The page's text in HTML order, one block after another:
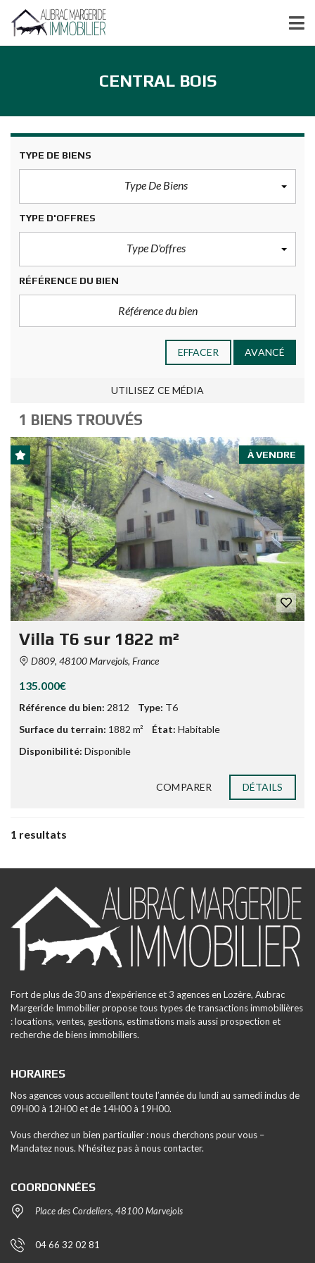
CENTRAL BOIS
TYPE DE BIENS
Type De Biens
TYPE D'OFFRES
Type D'offres
RÉFÉRENCE DU BIEN
EFFACER AVANCÉ
UTILISEZ CE MÉDIA
1 BIENS TROUVÉS
À VENDRE
Villa T6 sur 1822 m²
D809, 48100 Marvejols, France
135.000€
Référence du bien: 2812 Type: T6
Surface du terrain: 1882 m² État: Habitable
Disponibilité: Disponible
COMPARER DÉTAILS
1 resultats
Fort de plus de 30 ans d'expérience et 3 agences en Lozère, Aubrac
Margeride Immobilier propose tous types de transactions immobilières
: locations, ventes, gestions, estimations mais aussi prospection et
recherche de biens immobiliers.
HORAIRES
Nos agences vous accueillent toute l’année du lundi au samedi inclus de
09H00 à 12H00 et de 14H00 à 19H00.
Vous cherchez un bien particulier : nous cherchons pour vous –
Mandatez nous. N’hésitez pas à nous contacter.
COORDONNÉES
Place des Cordeliers, 48100 Marvejols
04 66 32 02 81